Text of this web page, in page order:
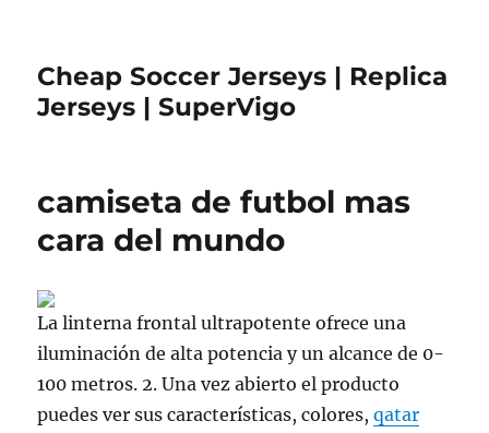
Cheap Soccer Jerseys | Replica
Jerseys | SuperVigo
camiseta de futbol mas
cara del mundo
La linterna frontal ultrapotente ofrece una
iluminación de alta potencia y un alcance de 0-
100 metros. 2. Una vez abierto el producto
puedes ver sus características, colores,qatar